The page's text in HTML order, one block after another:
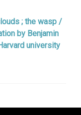
; the wasp /
by Benjamin
university